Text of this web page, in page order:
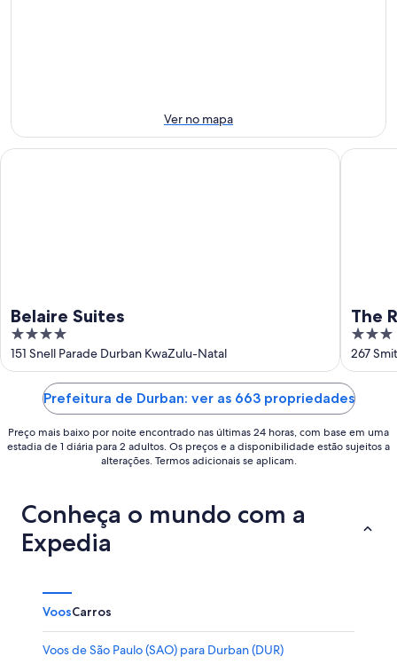
11
de
14
de
Ver no mapa
Belaire Suites
4
out
of
151 Snell Parade Durban KwaZulu-Natal
Belaire Suites
The
3
out
of
5
267
The
Prefeitura de Durban: ver as 663 propriedades
Preço mais baixo por noite encontrado nas últimas 24 horas, com base em uma
estadia de 1 diária para 2 adultos. Os preços e a disponibilidade estão sujeitos a
alterações. Termos adicionais se aplicam.
Conheça o mundo com a
Expedia
VoosCarros
Voos de São Paulo (SAO) para Durban (DUR)